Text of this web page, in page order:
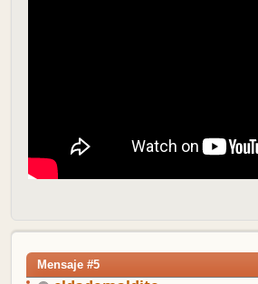
Mensaje #5